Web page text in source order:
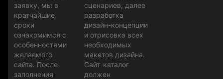
заявку, мы в
кратчайшие
сроки
ознакомимся с
особенностями
желаемого
сайта. После
заполнения
сценариев, далее
разработка
дизайн-концепции
и отрисовка всех
необходимых
макетов дизайна.
Сайт-каталог
должен